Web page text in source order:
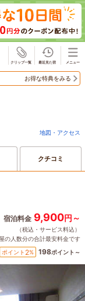
お得な特典をみる
地図・アクセス
クチコミ
宿泊料金 9,900円～
（税込・サービス料込）
の人数分の合計最安料金です
ポイント 2% 198ポイント～